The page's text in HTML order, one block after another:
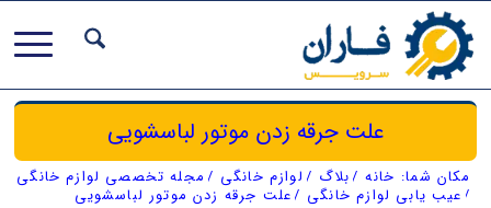
علت جرقه زدن موتور لباسشویی
مکان شما: خانه /بلاگ / لوازم خانگی / مجله تخصصی لوازم خانگی
/ عیب یابی لوازم خانگی /علت جرقه زدن موتور لباسشویی